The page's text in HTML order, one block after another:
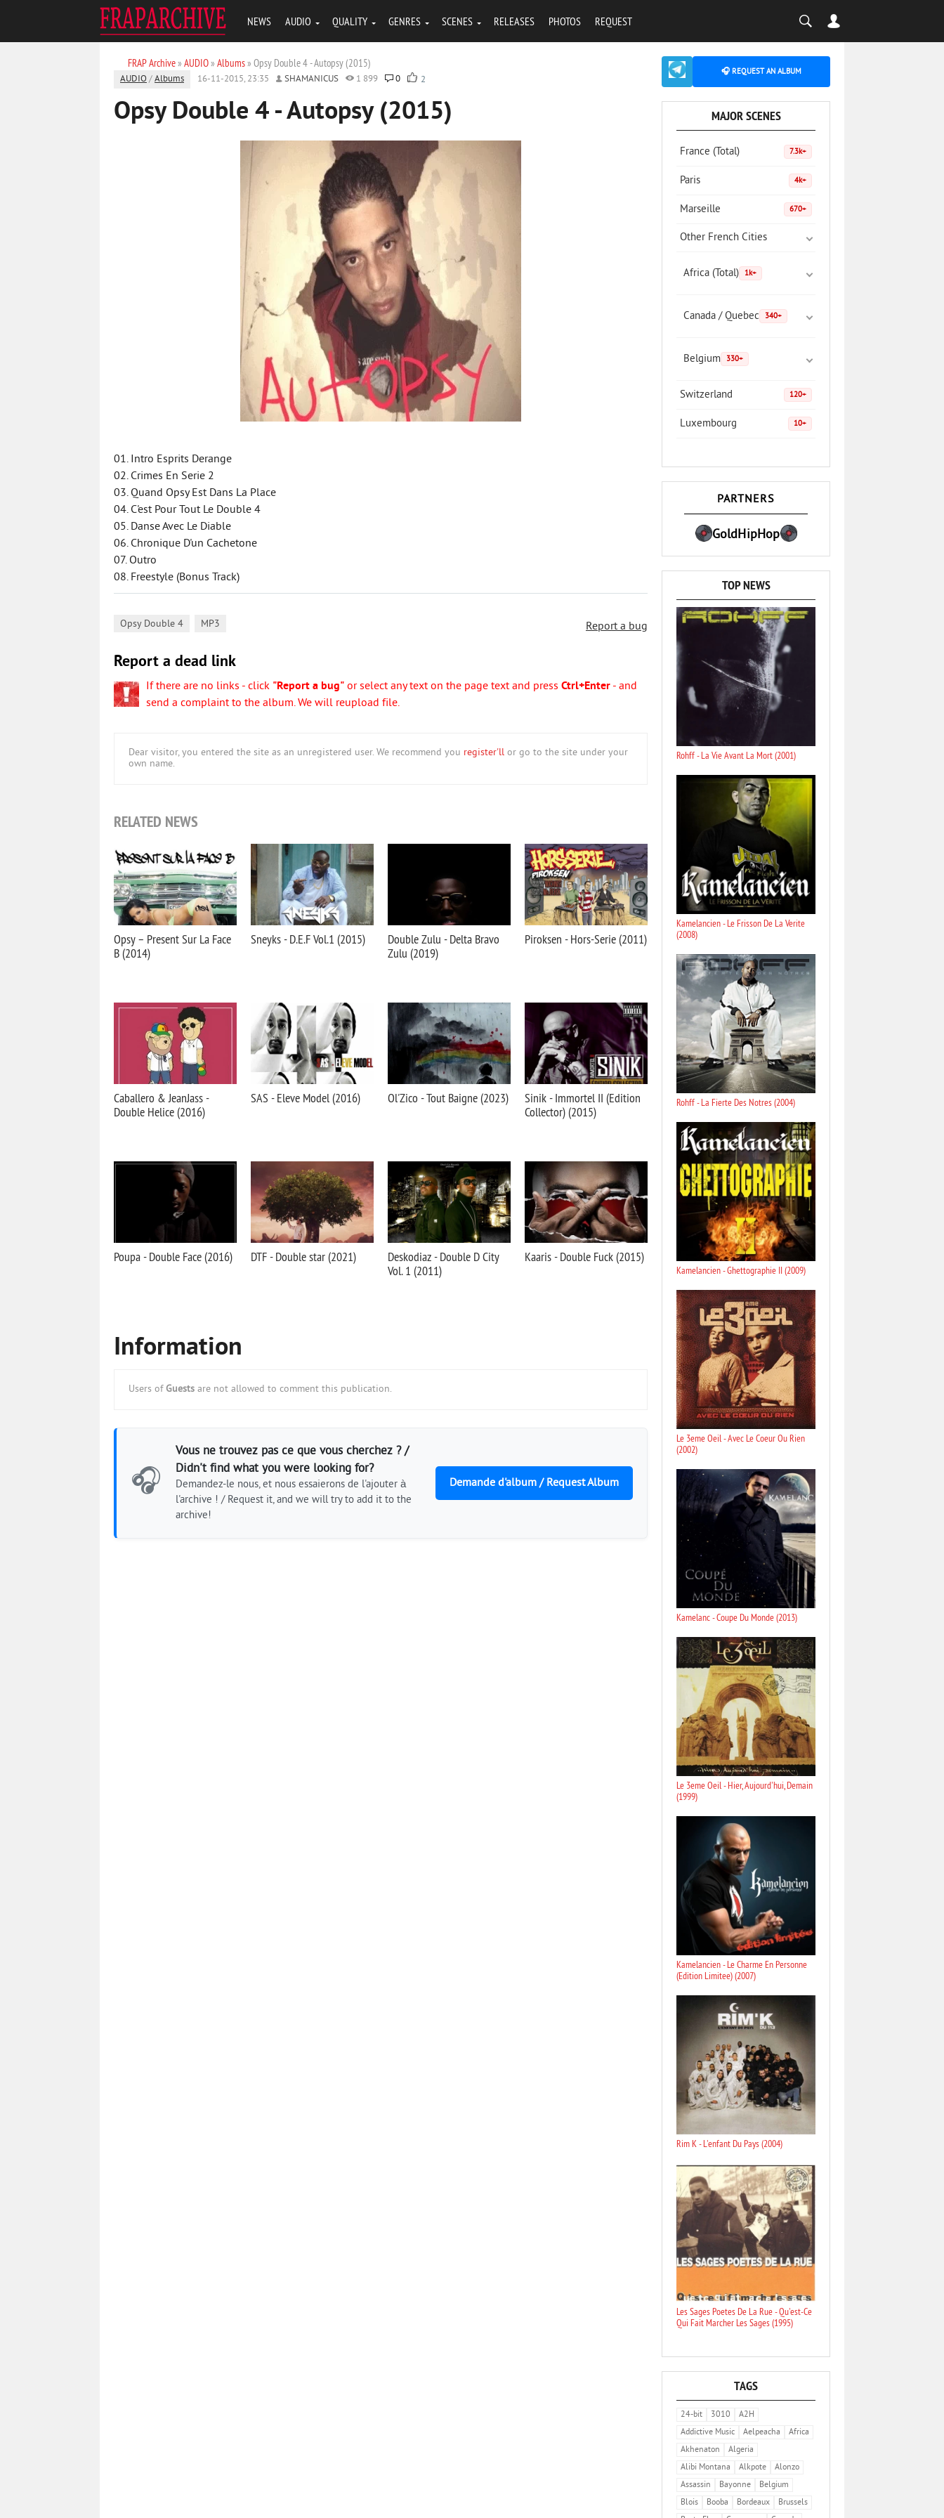
NEWS AUDIO QUALITY GENRES SCENES RELEASES PHOTOS REQUEST
FRAP Archive» AUDIO» Albums» Opsy Double 4 - Autopsy (2015)
AUDIO /Albums 16-11-2015, 23:35 SHAMANICUS 1 899 0 2
Opsy Double 4 - Autopsy (2015)
01. Intro Esprits Derange
02. Crimes En Serie 2
03. Quand Opsy Est Dans La Place
04. C'est Pour Tout Le Double 4
05. Danse Avec Le Diable
06. Chronique D'un Cachetone
07. Outro
08. Freestyle (Bonus Track)
Report a bug
Opsy Double 4 MP3
Report a dead link
If there are no links - click "Report a bug" or select any text on the page text and press Ctrl+Enter - and
send a complaint to the album. We will reupload file.
Dear visitor, you entered the site as an unregistered user. We recommend you register'll or go to the site under your
own name.
RELATED NEWS
Opsy – Present Sur La Face
B (2014)
Sneyks - D.E.F Vol.1 (2015)
Double Zulu - Delta Bravo
Zulu (2019)
Piroksen - Hors-Serie (2011)
Caballero & JeanJass -
Double Helice (2016)
SAS - Eleve Model (2016) Ol'Zico - Tout Baigne (2023)
Sinik - Immortel II (Edition
Collector) (2015)
Poupa - Double Face (2016) DTF - Double star (2021)
Deskodiaz - Double D City
Vol. 1 (2011)
Kaaris - Double Fuck (2015)
Information
Users of Guests are not allowed to comment this publication.
🎧
Vous ne trouvez pas ce que vous cherchez ? /
Didn't find what you were looking for?
Demandez-le nous, et nous essaierons de l'ajouter à
l'archive ! / Request it, and we will try to add it to the
archive!
Demande d'album / Request Album
🎧 REQUEST AN ALBUM
MAJOR SCENES
France (Total) 7.3k+
Paris 4k+
Marseille 670+
Other French Cities
Africa (Total) 1k+
Canada / Quebec 340+
Belgium 330+
Switzerland 120+
Luxembourg 10+
PARTNERS
GoldHipHop
TOP NEWS
Rohff - La Vie Avant La Mort (2001)
Kamelancien - Le Frisson De La Verite
(2008)
Rohff - La Fierte Des Notres (2004)
Kamelancien - Ghettographie II (2009)
Le 3eme Oeil - Avec Le Coeur Ou Rien
(2002)
Kamelanc - Coupe Du Monde (2013)
Le 3eme Oeil - Hier, Aujourd'hui, Demain
(1999)
Kamelancien - Le Charme En Personne
(Edition Limitee) (2007)
Rim K - L'enfant Du Pays (2004)
Les Sages Poetes De La Rue - Qu'est-Ce
Qui Fait Marcher Les Sages (1995)
TAGS
24-bit 3010
A2H
Addictive Music
Aelpeacha
Africa
Akhenaton
Algeria
Alibi Montana
Alkpote
Alonzo
Assassin
Bayonne
Belgium
Blois
Booba Bordeaux
Brussels